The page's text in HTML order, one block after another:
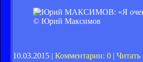
© Юрий Максимов
10.03.2015 | Комментарии: 0 |